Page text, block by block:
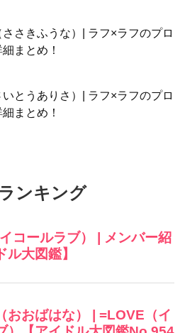
さきふうな）| ラフ×ラフのプロ
まとめ！
とうありさ）| ラフ×ラフのプロ
まとめ！
ンキング